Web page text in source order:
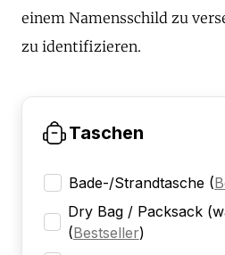
einem Namensschild zu
zu identifizieren.
Taschen
Bade-/Strandtasche (
Dry Bag / Packsack
(Bestseller)